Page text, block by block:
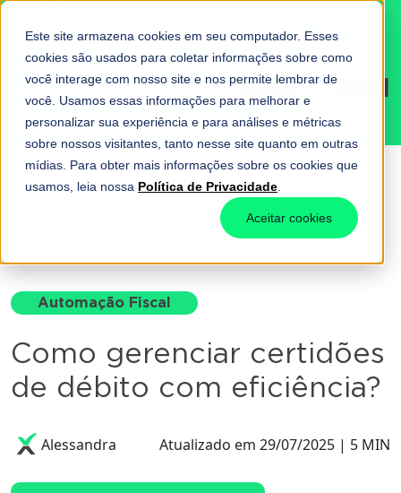
Este site armazena cookies em seu computador. Esses
cookies são usados para coletar informações sobre como
você interage com nosso site e nos permite lembrar de
você. Usamos essas informações para melhorar e
personalizar sua experiência e para análises e métricas
sobre nossos visitantes, tanto nesse site quanto em outras
mídias. Para obter mais informações sobre os cookies que
usamos, leia nossa Política de Privacidade
Aceitar cookies
Fale conosco
Como gerenciar
certidões de débito com eficiência?
Automação Fiscal
Como gerenciar certidões
de débito com eficiência?
Alessandra Atualizado em 29/07/2025 | 5 MIN